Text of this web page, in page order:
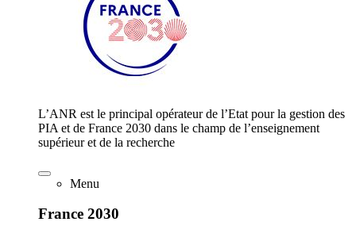
L’ANR est le principal opérateur de l’Etat pour la gestion des
PIA et de France 2030 dans le champ de l’enseignement
supérieur et de la recherche
Menu
France 2030